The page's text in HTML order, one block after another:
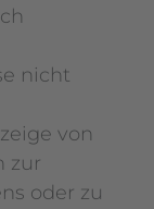
nicht
von
zur
oder zu